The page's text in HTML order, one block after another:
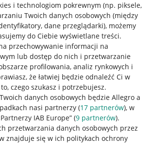
i technologiom pokrewnym (np. piksele,
Twoich danych osobowych (między
dane przeglądarki), możemy
do Ciebie wyświetlane treści.
przechowywanie informacji na
lub dostęp do nich i przetwarzanie
profilowania, analiz rynkowych i
że łatwiej będzie odnaleźć Ci w
czego szukasz i potrzebujesz.
danych osobowych będzie Allegro a
nasi partnerzy (17 partnerów), w
IAB Europe” (9 partnerów).
przetwarzania danych osobowych przez
znajduje się w ich politykach ochrony
sprzedających